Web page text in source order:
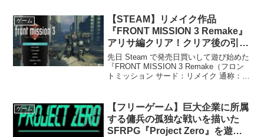
ズマファイルのストーリや基本的なゲー
ム内容については、体験版...
ゲーム
【STEAM】リメイク作品
『FRONT MISSION 3 Remake』
アリサ編クリア！クリア後の引継
ぎ要素は？
先日 Steam で発売日買いして遊び始めた
『FRONT MISSION 3 Remake（フロン
トミッション サード：リメイク 通称：
クリア後の引継ぎについて、感...
ゲーム
【フリーゲーム】巨大企業に所属
する傭兵の孤独な戦いを描いた
SFRPG『Project Zero』を遊ん